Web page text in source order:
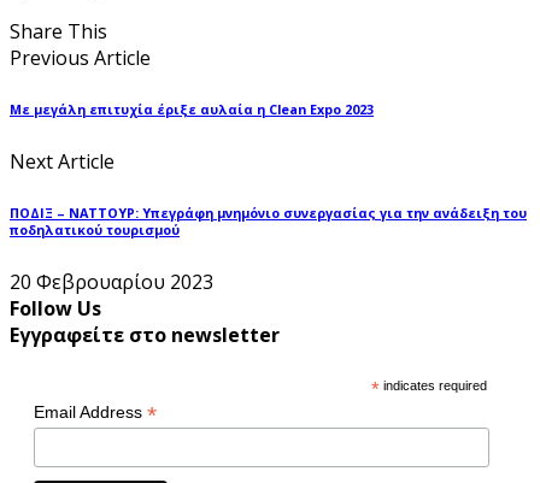
Share This
Previous Article
Με μεγάλη επιτυχία έριξε αυλαία η Clean Expo 2023
Next Article
ΠΟΔΙΞ – ΝΑΤΤΟΥΡ: Υπεγράφη μνημόνιο συνεργασίας για την ανάδειξη του
ποδηλατικού τουρισμού
20 Φεβρουαρίου 2023
Follow Us
Εγγραφείτε στο newsletter
* indicates required
Email Address *